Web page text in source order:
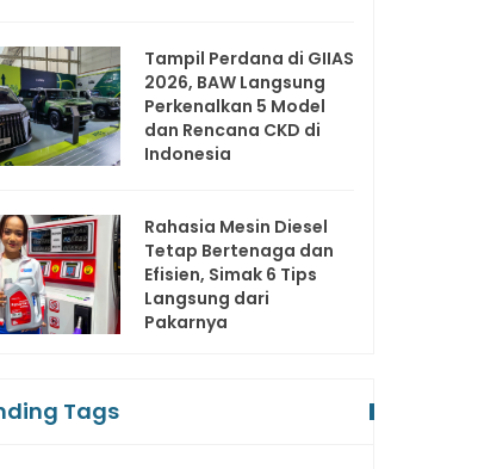
Tampil Perdana di GIIAS
2026, BAW Langsung
Perkenalkan 5 Model
dan Rencana CKD di
Indonesia
Rahasia Mesin Diesel
Tetap Bertenaga dan
Efisien, Simak 6 Tips
Langsung dari
Pakarnya
Tags